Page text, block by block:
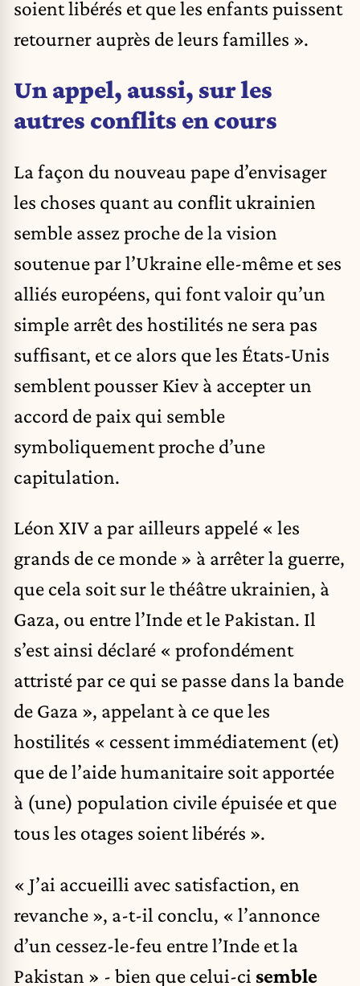
soient libérés et que les enfants puissent
retourner auprès de leurs familles ».
Un appel, aussi, sur les
autres conflits en cours
La façon du nouveau pape d’envisager
les choses quant au conflit ukrainien
semble assez proche de la vision
soutenue par l’Ukraine elle-même et ses
alliés européens, qui font valoir qu’un
simple arrêt des hostilités ne sera pas
suffisant, et ce alors que les États-Unis
semblent pousser Kiev à accepter un
accord de paix qui semble
symboliquement proche d’une
capitulation.
Léon XIV a par ailleurs appelé « les
grands de ce monde » à arrêter la guerre,
que cela soit sur le théâtre ukrainien, à
Gaza, ou entre l’Inde et le Pakistan. Il
s’est ainsi déclaré « profondément
attristé par ce qui se passe dans la bande
de Gaza », appelant à ce que les
hostilités « cessent immédiatement (et)
que de l’aide humanitaire soit apportée
à (une) population civile épuisée et que
tous les otages soient libérés ».
« J’ai accueilli avec satisfaction, en
revanche », a-t-il conclu, « l’annonce
d’un cessez-le-feu entre l’Inde et la
Pakistan » - bien que celui-ci semble